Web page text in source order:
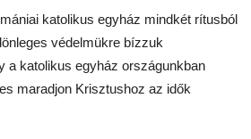
katolikus egyház mindkét rítusból
védelmükre bízzuk
a katolikus egyház országunkban
maradjon Krisztushoz az idők